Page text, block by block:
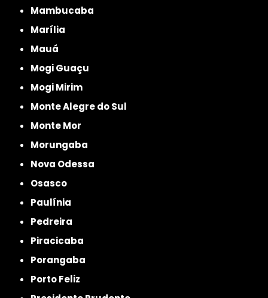
Mambucaba
Marília
Mauá
Mogi Guaçu
Mogi Mirim
Monte Alegre do Sul
Monte Mor
Morungaba
Nova Odessa
Osasco
Paulínia
Pedreira
Piracicaba
Porangaba
Porto Feliz